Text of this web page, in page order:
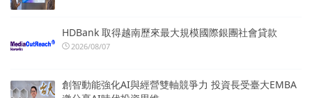
HDBank 取得越南歷來最大規模國際銀團社會貸款
2026/08/07
創智動能強化AI與經營雙軸競爭力 投資長受臺大EMBA